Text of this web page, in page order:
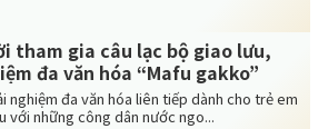
tham gia câu lạc bộ giao lưu,
đa văn hóa “Mafu gakko”
nghiệm đa văn hóa liên tiếp dành cho trẻ em
với những công dân nước ngo...